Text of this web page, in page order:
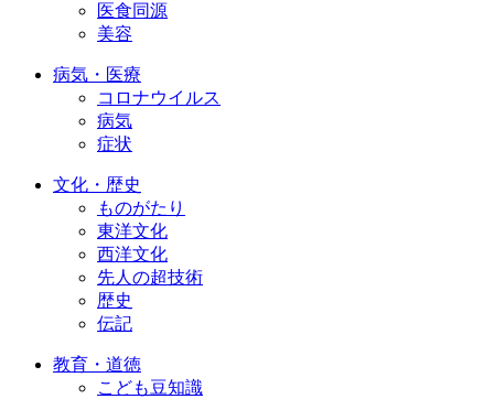
医食同源
美容
病気・医療
コロナウイルス
病気
症状
文化・歴史
ものがたり
東洋文化
西洋文化
先人の超技術
歴史
伝記
教育・道徳
こども豆知識